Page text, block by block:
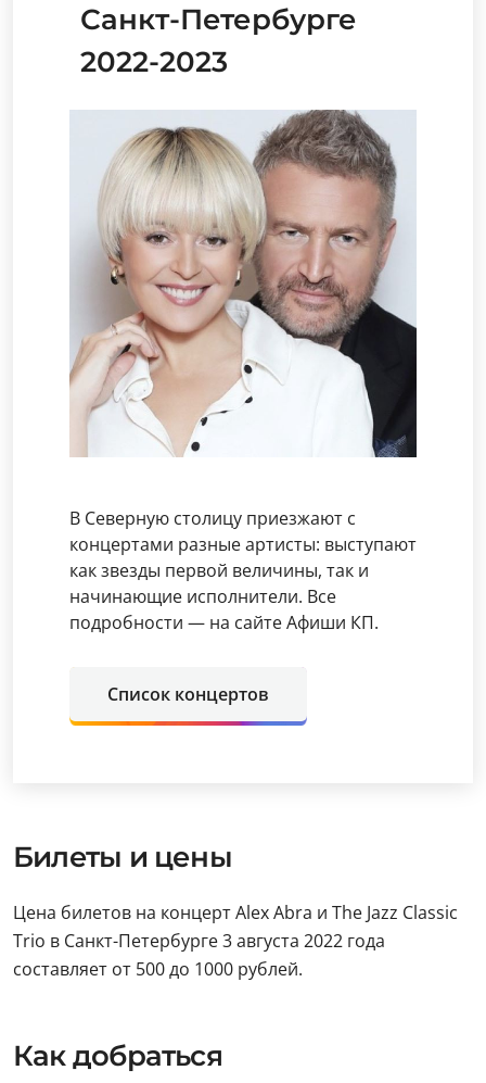
Санкт-Петербурге
2022-2023
В Северную столицу приезжают с
концертами разные артисты: выступают
как звезды первой величины, так и
начинающие исполнители. Все
подробности — на сайте Афиши КП.
Список концертов
Билеты и цены
Цена билетов на концерт Alex Abra и The Jazz Classic
Trio в Санкт-Петербурге 3 августа 2022 года
составляет от 500 до 1000 рублей.
Как добраться